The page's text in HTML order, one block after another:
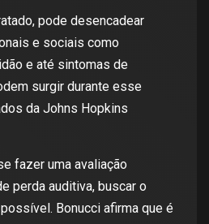
pode desencadear
e sociais como
e até sintomas de
surgir durante esse
da Johns Hopkins
fazer uma avaliação
perda auditiva, buscar o
Bonucci afirma que é